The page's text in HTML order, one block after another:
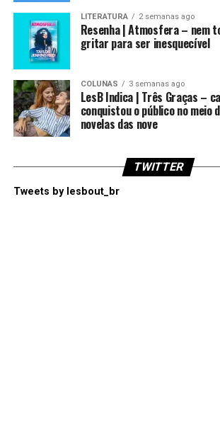
LITERATURA 2 semanas ago
Resenha | Atmosfera – nem
gritar para ser inesquecível
COLUNAS 3 semanas ago
LesB Indica | Três Graças –
conquistou o público no meio
novelas das nove
TWITTER
Tweets by lesbout_br